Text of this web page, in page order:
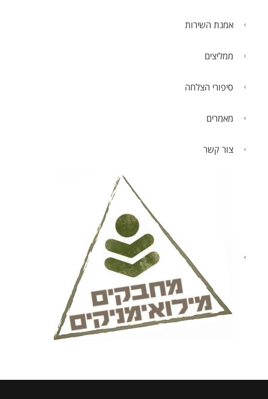
אמנת השירות
ממליצים
סיפורי הצלחה
מאמרים
צור קשר